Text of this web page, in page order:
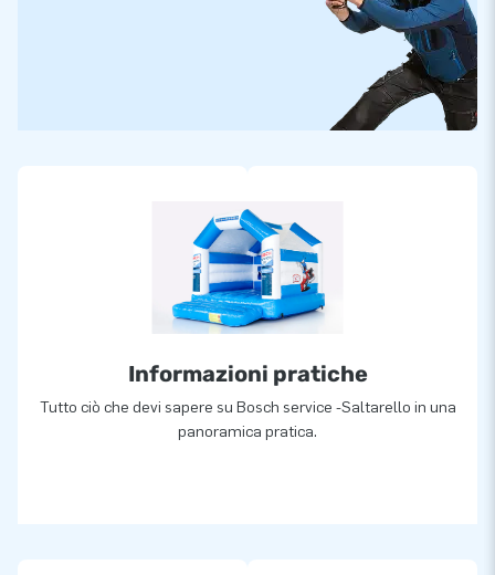
Informazioni pratiche
Tutto ciò che devi sapere su Bosch service -Saltarello in una
panoramica pratica.